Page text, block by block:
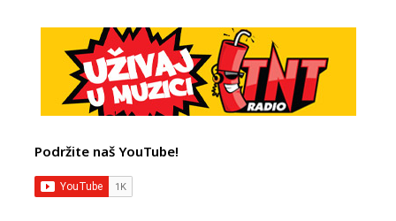
Podržite naš YouTube!